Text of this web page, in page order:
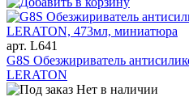
арт. L641
G8S Обезжириватель
LERATON
Нет в наличии